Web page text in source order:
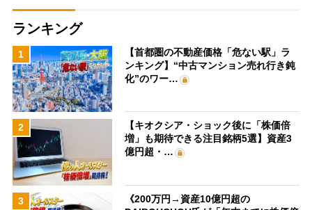
ランキング
1
【首都圏の不動産価格「危ない駅」ラ
ンキング】“中古マンション売れ行き鈍
化”のワー…
2
【キオクシア・ショック後に「株価倍
増」も期待できる注目銘柄5選】資産3
億円超・…
3
《200万円→資産10億円超の